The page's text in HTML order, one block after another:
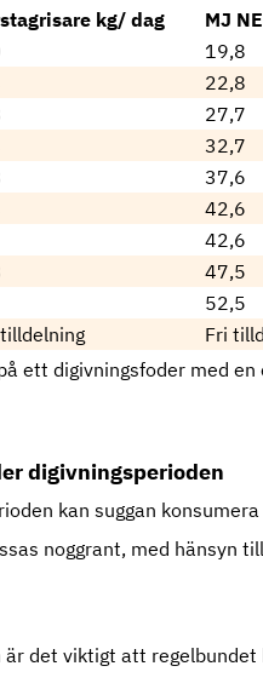
kg/ dag MJ NE
19,8
22,8
27,7
32,7
37,6
42,6
42,6
47,5
52,5
Fri
ett digivningsfoder med
digivningsperioden
kan suggan
noggrant, med hänsyn
det viktigt att